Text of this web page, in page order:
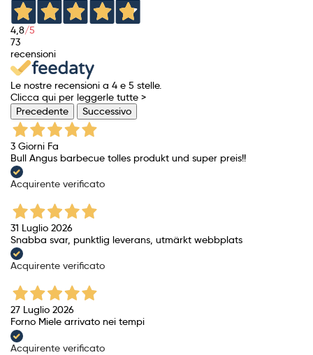
4,8/5
73
recensioni
Le nostre recensioni a 4 e 5 stelle.
Clicca qui per leggerle tutte >
Precedente
Successivo
3 Giorni Fa
Bull Angus barbecue tolles produkt und super preis!!
Acquirente verificato
31 Luglio 2026
Snabba svar, punktlig leverans, utmärkt webbplats
Acquirente verificato
27 Luglio 2026
Forno Miele arrivato nei tempi
Acquirente verificato